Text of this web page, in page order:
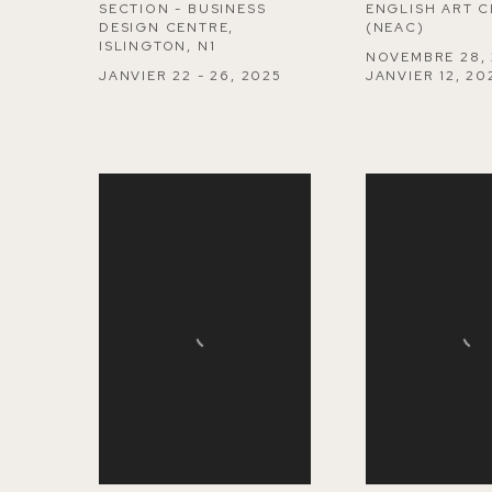
SECTION - BUSINESS
DESIGN CENTRE,
ISLINGTON, N1
JANVIER 22 - 26, 2025
ENGLISH ART
(NEAC)
NOVEMBRE
JANVIER 12,